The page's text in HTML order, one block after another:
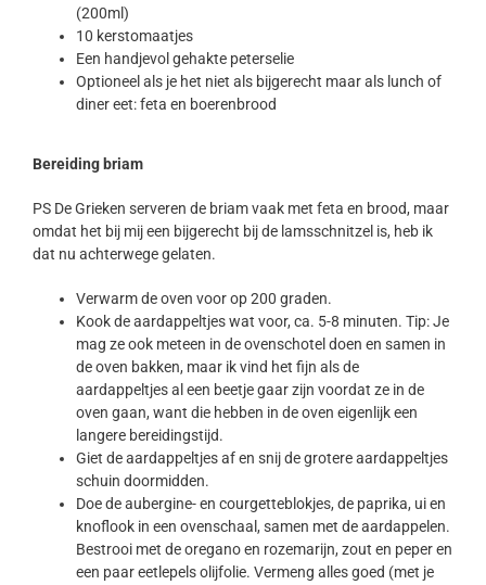
(200ml)
10 kerstomaatjes
Een handjevol gehakte peterselie
Optioneel als je het niet als bijgerecht maar als lunch of
diner eet: feta en boerenbrood
Bereiding briam
PS De Grieken serveren de briam vaak met feta en brood, maar
omdat het bij mij een bijgerecht bij de lamsschnitzel is, heb ik
dat nu achterwege gelaten.
Verwarm de oven voor op 200 graden.
Kook de aardappeltjes wat voor, ca. 5-8 minuten. Tip: Je
mag ze ook meteen in de ovenschotel doen en samen in
de oven bakken, maar ik vind het fijn als de
aardappeltjes al een beetje gaar zijn voordat ze in de
oven gaan, want die hebben in de oven eigenlijk een
langere bereidingstijd.
Giet de aardappeltjes af en snij de grotere aardappeltjes
schuin doormidden.
Doe de aubergine- en courgetteblokjes, de paprika, ui en
knoflook in een ovenschaal, samen met de aardappelen.
Bestrooi met de oregano en rozemarijn, zout en peper en
een paar eetlepels olijfolie. Vermeng alles goed (met je